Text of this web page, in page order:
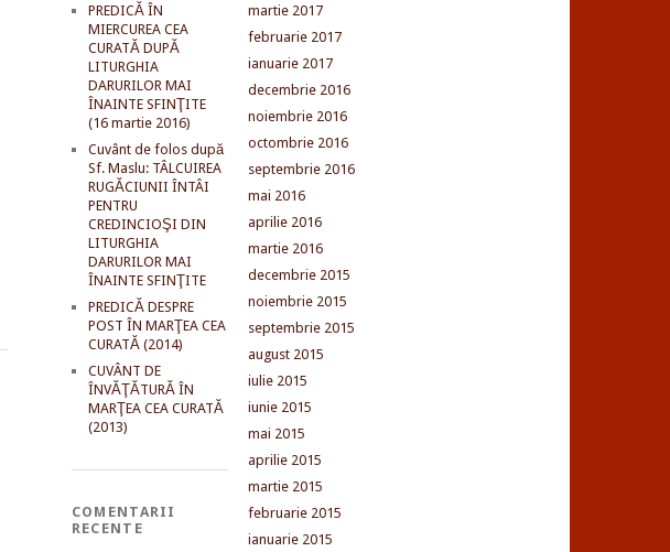
PREDICĂ ÎN
MIERCUREA CEA
CURATĂ DUPĂ
LITURGHIA
DARURILOR MAI
ÎNAINTE SFINŢITE
(16 martie 2016)
Cuvânt de folos după
Sf. Maslu: TÂLCUIREA
RUGĂCIUNII ÎNTÂI
PENTRU
CREDINCIOŞI DIN
LITURGHIA
DARURILOR MAI
ÎNAINTE SFINŢITE
PREDICĂ DESPRE
POST ÎN MARŢEA CEA
CURATĂ (2014)
CUVÂNT DE
ÎNVĂŢĂTURĂ ÎN
MARŢEA CEA CURATĂ
(2013)
COMENTARII
RECENTE
martie 2017
februarie 2017
ianuarie 2017
decembrie 2016
noiembrie 2016
octombrie 2016
septembrie 2016
mai 2016
aprilie 2016
martie 2016
decembrie 2015
noiembrie 2015
septembrie 2015
august 2015
iulie 2015
iunie 2015
mai 2015
aprilie 2015
martie 2015
februarie 2015
ianuarie 2015